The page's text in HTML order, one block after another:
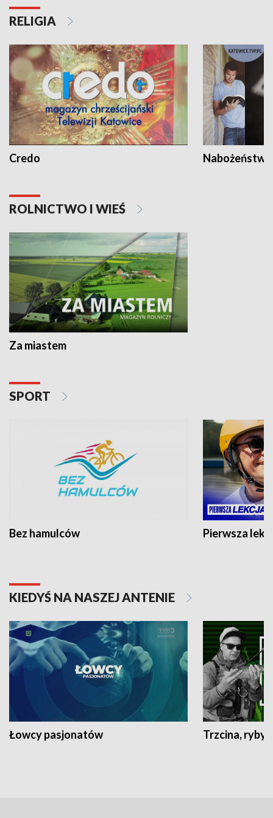
RELIGIA
Credo
ROLNICTWO I WIEŚ
Za miastem
SPORT
Bez hamulców Pierwsza
KIEDYŚ NA NASZEJ ANTENIE
Łowcy pasjonatów Trzcina, ryby